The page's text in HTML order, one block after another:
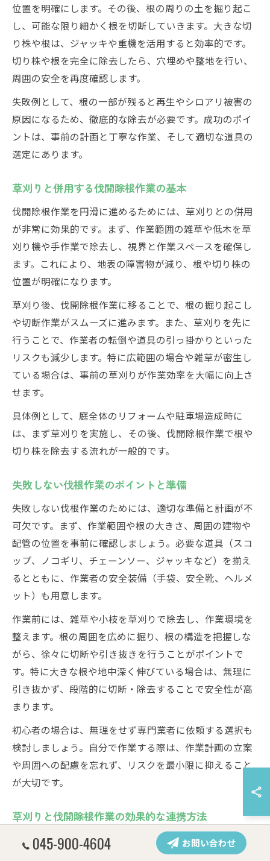
位置を明確にします。その後、根の周りの土を掘り起こ
し、可能な限り細かく根を切断していきます。大きな切
り株や根は、ジャッキや重機を活用すると効率的です。
切り株や根を完全に除去したら、穴埋めや整地を行い、
周囲の安全を再度確認します。
失敗例として、根の一部が残ると再生やシロアリ被害の
原因になるため、徹底的な除去が必要です。成功のポイ
ントは、事前の計画と丁寧な作業、そして適切な道具の
選定にあります。
草刈りと併用する伐開除根作業の基本
伐開除根作業を円滑に進めるためには、草刈りとの併用
が非常に効果的です。まず、作業範囲の雑草や低木を草
刈り機や手作業で除去し、視界と作業スペースを確保し
ます。これにより、地表の障害物が減り、根や切り株の
位置が明確になります。
草刈り後、伐開除根作業に移ることで、根の掘り起こし
や切断作業がスムーズに進みます。また、草刈りを先に
行うことで、作業者の転倒や道具の引っ掛かりといった
リスクも減少します。特に広範囲の場合や雑草が密生し
ている場合は、事前の草刈りが作業効率を大幅に向上さ
せます。
具体例として、庭全体のリフォームや駐車場造成時に
は、まず草刈りを実施し、その後、伐開除根作業で根や
切り株を除去する流れが一般的です。
失敗しない伐根作業のポイントと準備
失敗しない伐根作業のためには、適切な準備と計画が不
可欠です。まず、作業範囲や根の大きさ、周囲の建物や
配管の位置を事前に確認しましょう。必要な道具（スコ
ップ、ノコギリ、チェーンソー、ジャッキなど）を揃え
るとともに、作業者の安全装備（手袋、安全靴、ヘルメ
ット）も用意します。
作業前には、雑草や小枝を草刈りで除去し、作業環境を
整えます。根の周囲を広めに掘り、根の構造を把握しな
がら、徐々に切断や引き抜きを行うことがポイントで
す。特に大きな根や地中深く伸びている場合は、無理に
引き抜かず、段階的に切断・除去することで安全性が高
まります。
初心者の場合は、無理をせず専門業者に依頼する選択も
検討しましょう。自分で作業する際は、作業計画の立案
や周囲への配慮を忘れず、リスクを最小限に抑えること
が大切です。
草刈りと伐開除根作業の効果的な連携方法
草刈りと伐開除根作業を効果的に連携させることで、作
業効率と安全性が大幅に向上します。まず、事前に草刈
045-900-4604 お問い合わせ